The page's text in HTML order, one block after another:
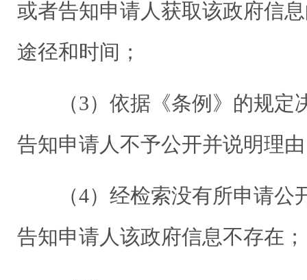
或者告知申请人获取该政府信
途径和时间；
（3）依据《条例》的规定
告知申请人不予公开并说明理
（4）经检索没有所申请公
告知申请人该政府信息不存在；